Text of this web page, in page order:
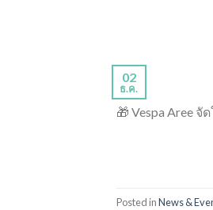
02
ธ.ค.
🎁 Vespa Aree
Posted inNews &